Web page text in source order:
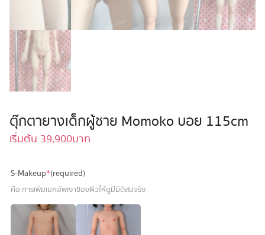
ตุ๊กตายางเด็กผู้ชาย Momoko บอย 115cm
เริ่มต้น 39,900บาท
S-Makeup*(required)
คือ การเพิ่มเมคอัพเงาของผิวให้ดูมีมิติสมจริง